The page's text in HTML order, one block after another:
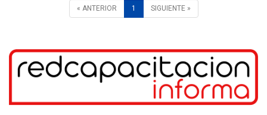
« ANTERIOR 1 SIGUIENTE »